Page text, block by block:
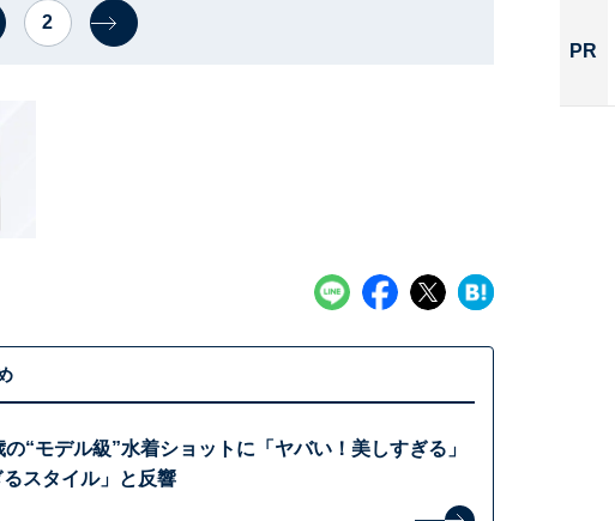
2
“モデル級”水着ショットに「ヤバい！美しすぎる」
るスタイル」と反響
PR